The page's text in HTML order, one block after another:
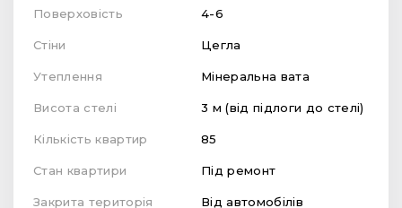
Поверховість 4-6
Стіни Цегла
Утеплення Мінеральна вата
Висота стелі 3 м (від підлоги до стелі)
Кількість квартир 85
Стан квартири Під ремонт
Закрита територія Від автомобілів